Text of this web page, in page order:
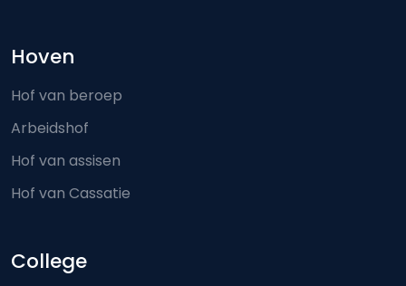
Hoven
Hof van beroep
Arbeidshof
Hof van assisen
Hof van Cassatie
College